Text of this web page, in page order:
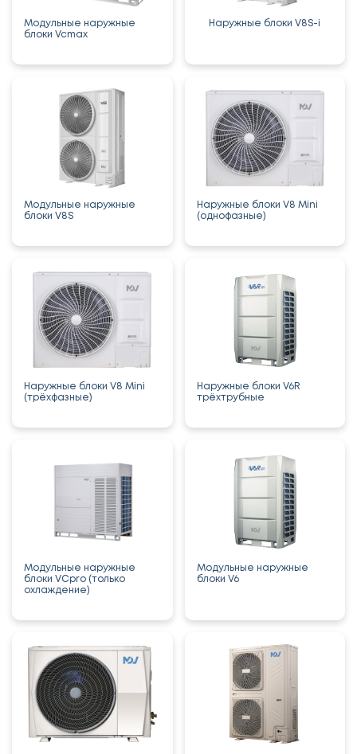
Модульные наружные
блоки Vcmax
Наружные блоки V8S-i
Модульные наружные
блоки V8S
Наружные блоки V8 Mini
(однофазные)
Наружные блоки V8 Mini
(трёхфазные)
Наружные блоки V6R
трёхтрубные
Модульные наружные
блоки VCpro (только
охлаждение)
Модульные наружные
блоки V6